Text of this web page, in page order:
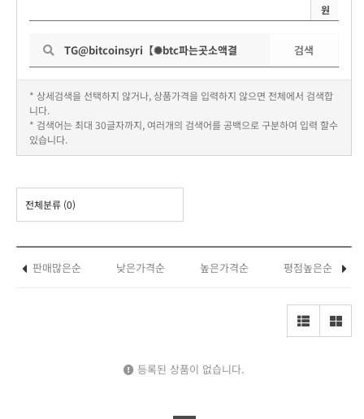
원
검색
* 상세검색을 선택하지 않거나, 상품가격을 입력하지 않으면 전체에서 검색합
니다.
* 검색어는 최대 30글자까지, 여러개의 검색어를 공백으로 구분하여 입력 할수
있습니다.
전체분류 (0)
판매많은순 낮은가격순 높은가격순 평점높은순
등록된 상품이 없습니다.